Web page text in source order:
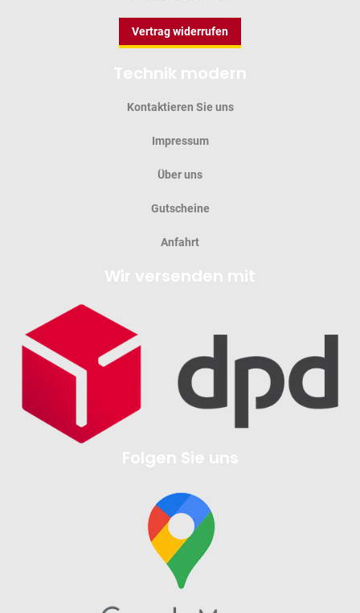
Vertrag widerrufen
Kontaktieren Sie uns
Impressum
Über uns
Gutscheine
Anfahrt